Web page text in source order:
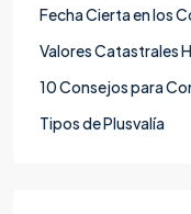
Fecha Cierta en los
Valores Catastrales
10 Consejos para
Tipos de Plusvalía